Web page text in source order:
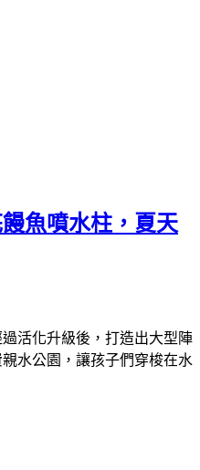
魚噴水柱，夏天
活化升級後，打造出大型陣
水公園，讓孩子們穿梭在水